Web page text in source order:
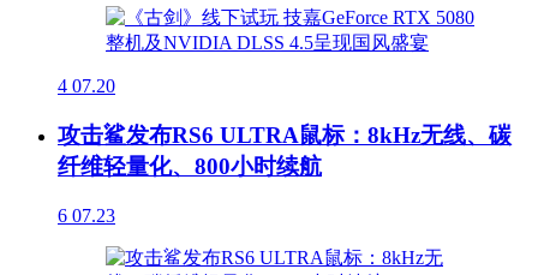
4 07.20
攻击鲨发布RS6 ULTRA鼠标：8kHz无线、碳
纤维轻量化、800小时续航
6 07.23